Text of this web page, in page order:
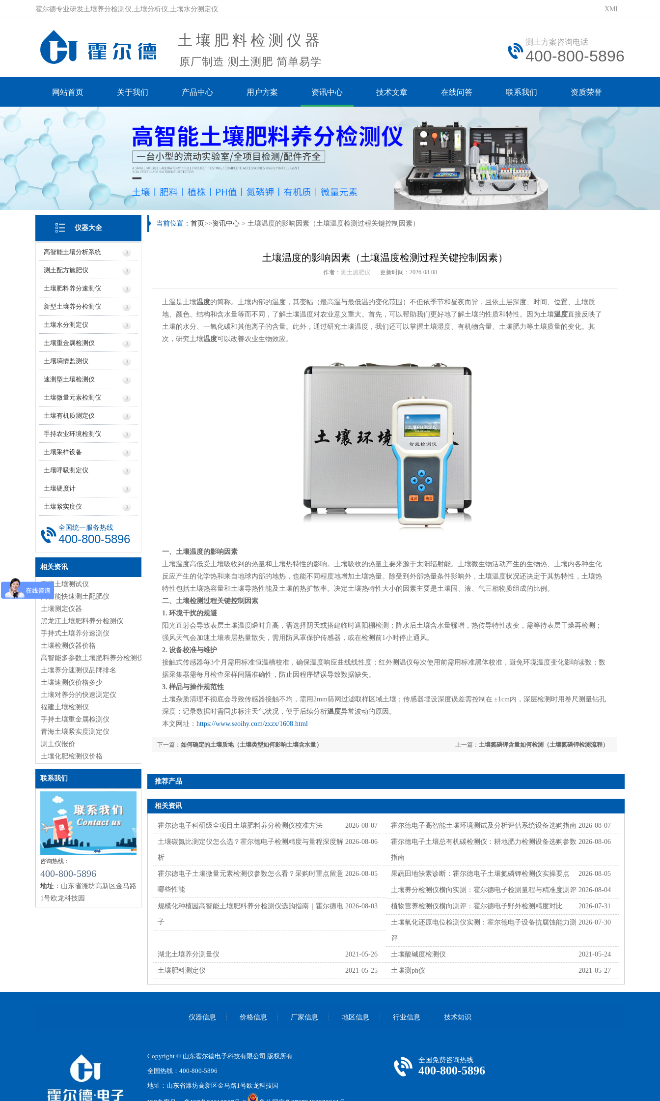
霍尔德专业研发土壤养分检测仪,土壤分析仪,土壤水分测定仪 XML
土壤肥料检测仪器
原厂制造 测土测肥 简单易学
测土方案咨询电话
400-800-5896
网站首页 关于我们 产品中心 用户方案 资讯中心 技术文章 在线问答 联系我们 资质荣誉
仪器大全
高智能土壤分析系统
测土配方施肥仪
土壤肥料养分速测仪
新型土壤养分检测仪
土壤水分测定仪
土壤重金属检测仪
土壤墒情监测仪
速测型土壤检测仪
土壤微量元素检测仪
土壤有机质测定仪
手持农业环境检测仪
土壤采样设备
土壤呼吸测定仪
土壤硬度计
土壤紧实度仪
全国统一服务热线
400-800-5896
相关资讯
西藏土壤测试仪
高智能快速测土配肥仪
土壤测定仪器
黑龙江土壤肥料养分检测仪
手持式土壤养分速测仪
土壤检测仪器价格
高智能多参数土壤肥料养分检测仪
土壤养分速测仪品牌排名
土壤速测仪价格多少
土壤对养分的快速测定仪
福建土壤检测仪
手持土壤重金属检测仪
青海土壤紧实度测定仪
测土仪报价
土壤化肥检测仪价格
联系我们
咨询热线：
400-800-5896
地址： 山东省潍坊高新区金马路
1号欧龙科技园
当前位置： 首页>>资讯中心 > 土壤温度的影响因素（土壤温度检测过程关键控制因素）
土壤温度的影响因素（土壤温度检测过程关键控制因素）
作者： 测土施肥仪 更新时间：2026-08-08
土温是土壤温度的简称。土壤内部的温度，其变幅（最高温与最低温的变化范围）不但依季节和昼夜而异，且依土层深度、时间、位置、土壤质
地、颜色、结构和含水量等而不同，了解土壤温度对农业意义重大。首先，可以帮助我们更好地了解土壤的性质和特性。因为土壤温度直接反映了
土壤的水分、一氧化碳和其他离子的含量。此外，通过研究土壤温度，我们还可以掌握土壤湿度、有机物含量、土壤肥力等土壤质量的变化。其
次，研究土壤温度可以改善农业生物效应。
一、土壤温度的影响因素
土壤温度高低受土壤吸收到的热量和土壤热特性的影响。土壤吸收的热量主要来源于太阳辐射能。土壤微生物活动产生的生物热、土壤内各种生化
反应产生的化学热和来自地球内部的地热，也能不同程度地增加土壤热量。除受到外部热量条件影响外，土壤温度状况还决定于其热特性，土壤热
特性包括土壤热容量和土壤导热性能及土壤的热扩散率。决定土壤热特性大小的因素主要是土壤固、液、气三相物质组成的比例。
二、土壤检测过程关键控制因素
1. 环境干扰的规避
阳光直射会导致表层土壤温度瞬时升高，需选择阴天或搭建临时遮阳棚检测；降水后土壤含水量骤增，热传导特性改变，需等待表层干燥再检测；
强风天气会加速土壤表层热量散失，需用防风罩保护传感器，或在检测前1小时停止通风。
2. 设备校准与维护
接触式传感器每3个月需用标准恒温槽校准，确保温度响应曲线线性度；红外测温仪每次使用前需用标准黑体校准，避免环境温度变化影响读数；数
据采集器需每月检查采样间隔准确性，防止因程序错误导致数据缺失。
3. 样品与操作规范性
土壤杂质清理不彻底会导致传感器接触不均，需用2mm筛网过滤取样区域土壤；传感器埋设深度误差需控制在 ±1cm内，深层检测时用卷尺测量钻孔
深度；记录数据时需同步标注天气状况，便于后续分析温度异常波动的原因。
本文网址： https://www.seoihy.com/zxzx/1608.html
上一篇： 土壤氮磷钾含量如何检测（土壤氮磷钾检测流程）
下一篇： 如何确定的土壤质地（土壤类型如何影响土壤含水量）
推荐产品
相关资讯
2026-08-07
霍尔德电子科研级全项目土壤肥料养分检测仪校准方法 2026-08-07
霍尔德电子高智能土壤环境测试及分析评估系统设备选购指南
2026-08-06
土壤碳氮比测定仪怎么选？霍尔德电子检测精度与量程深度解
析
2026-08-06
霍尔德电子土壤总有机碳检测仪：耕地肥力检测设备选购参数
指南
2026-08-05
霍尔德电子土壤微量元素检测仪参数怎么看？采购时重点留意
哪些性能
2026-08-05
果蔬田地缺素诊断：霍尔德电子土壤氮磷钾检测仪实操要点
2026-08-04
土壤养分检测仪横向实测：霍尔德电子检测量程与精准度测评
2026-08-03
规模化种植园高智能土壤肥料养分检测仪选购指南｜霍尔德电
子
2026-07-31
植物营养检测仪横向测评：霍尔德电子野外检测精度对比
2026-07-30
土壤氧化还原电位检测仪实测：霍尔德电子设备抗腐蚀能力测
评
2021-05-26
湖北土壤养分测量仪 2021-05-24
土壤酸碱度检测仪
2021-05-25
土壤肥料测定仪 2021-05-27
土壤测ph仪
仪器信息 价格信息 厂家信息 地区信息 行业信息 技术知识
Copyright © 山东霍尔德电子科技有限公司 版权所有
全国热线：400-800-5896
地址：山东省潍坊高新区金马路1号欧龙科技园
全国免费咨询热线
400-800-5896